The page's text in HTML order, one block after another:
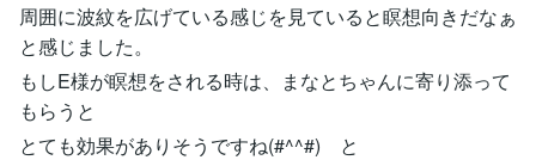
周囲に波紋を広げている感じを見ていると瞑想向きだなぁ
と感じました。
もしE様が瞑想をされる時は、まなとちゃんに寄り添って
もらうと
とても効果がありそうですね(#^^#) と